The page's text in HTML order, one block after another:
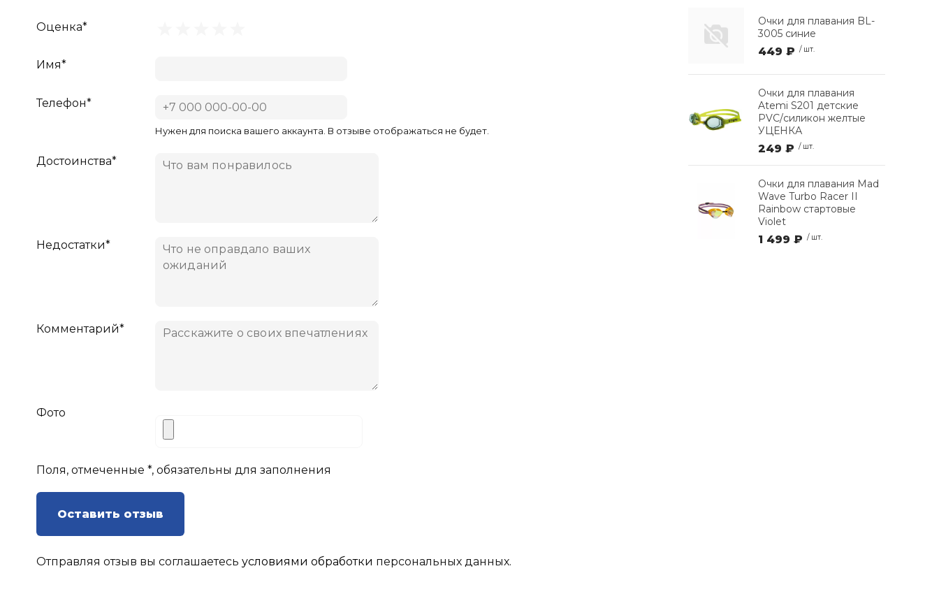
Оценка*
Имя*
Телефон*
Нужен для поиска вашего аккаунта. В отзыве отображаться не будет.
Достоинства*
Недостатки*
Комментарий*
Фото
Поля, отмеченные *, обязательны для заполнения
Оставить отзыв
Отправляя отзыв вы соглашаетесь условиями обработки персональных данных.
Очки для плавания BL-
3005 синие
449 ₽ / шт.
Очки для плавания
Atemi S201 детские
PVC/силикон желтые
УЦЕНКА
249 ₽ / шт.
Очки для плавания Mad
Wave Turbo Racer II
Rainbow стартовые
Violet
1 499 ₽ / шт.